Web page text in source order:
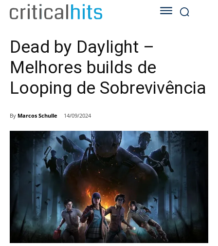
Dead by Daylight –
Melhores builds de
Looping de Sobrevivência
By Marcos Schulle 14/09/2024